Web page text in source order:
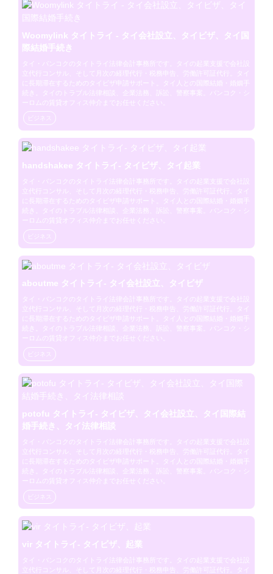
Woomylink タイトライ - タイ会社設立、タイビザ、タイ国
際結婚手続き
タイ・バンコクのタイトライ法律会計事務所です。タイの起業支援で会社設
立代行コンサル、そして月次の経理代行・税務申告、労働許可証代行。タイ
に長期滞在するためのタイビザ申請サポート。タイ人との国際結婚・婚姻手
続き。タイのトラブル法律相談、企業法務、訴訟、警察事案。バンコク・シ
ーロムの賃貸オフィス仲介までお任せください。
ビジネス
handshakee タイトライ- タイビザ、タイ起業
タイ・バンコクのタイトライ法律会計事務所です。タイの起業支援で会社設
立代行コンサル、そして月次の経理代行・税務申告、労働許可証代行。タイ
に長期滞在するためのタイビザ申請サポート。タイ人との国際結婚・婚姻手
続き。タイのトラブル法律相談、企業法務、訴訟、警察事案。バンコク・シ
ーロムの賃貸オフィス仲介までお任せください。
ビジネス
aboutme タイトライ- タイ会社設立、タイビザ
タイ・バンコクのタイトライ法律会計事務所です。タイの起業支援で会社設
立代行コンサル、そして月次の経理代行・税務申告、労働許可証代行。タイ
に長期滞在するためのタイビザ申請サポート。タイ人との国際結婚・婚姻手
続き。タイのトラブル法律相談、企業法務、訴訟、警察事案。バンコク・シ
ーロムの賃貸オフィス仲介までお任せください。
ビジネス
potofu タイトライ- タイビザ、タイ会社設立、タイ国際結
婚手続き、タイ法律相談
タイ・バンコクのタイトライ法律会計事務所です。タイの起業支援で会社設
立代行コンサル、そして月次の経理代行・税務申告、労働許可証代行。タイ
に長期滞在するためのタイビザ申請サポート。タイ人との国際結婚・婚姻手
続き。タイのトラブル法律相談、企業法務、訴訟、警察事案。バンコク・シ
ーロムの賃貸オフィス仲介までお任せください。
ビジネス
vir タイトライ- タイビザ、起業
タイ・バンコクのタイトライ法律会計事務所です。タイの起業支援で会社設
立代行コンサル、そして月次の経理代行・税務申告、労働許可証代行。タイ